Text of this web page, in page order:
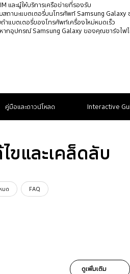
และผู้ให้บริการเครือข่ายที่รองรับ
สถานะแบตเตอรี่บนโทรศัพท์ Samsung
าแบตเตอรี่ของโทรศัพท์เครื่องใหม่หมดเร็ว
ากอุปกรณ์ Samsung Galaxy ของคุณชาร์จไฟไ
คู่มือและดาวน์โหลด Interactive
ขและเคล็ดลับ
มด FAQ
ดูเพิ่มเติม